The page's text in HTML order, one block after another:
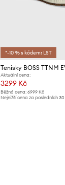
*-10 % s kódem: LST
Tenisky BOSS TTNM
Aktuální cena:
3299 Kč
Běžná cena:6999 Kč
Nejnižší cena za posledních